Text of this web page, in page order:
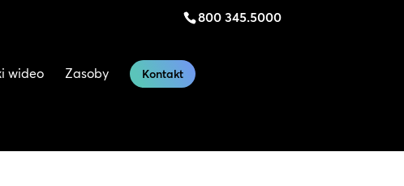
800 345.5000
wideo Zasoby Kontakt